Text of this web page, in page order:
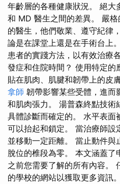
年齡層的各種健康狀況。 絕大
和 MD 醫生之間的差異。 嚴
的醫生，他們敬業、遵守紀律
論是在課堂上還是在手術台上
患者的實踐方法，以有效治療
發症和住院時間？ 使用特定的
貼在肌肉、肌腱和韌帶上的皮
拿師 韌帶影響某些受體，進而
和肌肉張力。 湯普森終點技術
具體診斷而確定的。 水平表面
可以抬起和鎖定。 當治療師設
並移動一定距離。 當止動件
脫位的椎段為零。 本文涵蓋
之前您需要了解的所有內容。
的學校的網站以獲取更多資訊